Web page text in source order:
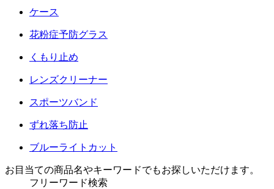
ケース
花粉症予防グラス
くもり止め
レンズクリーナー
スポーツバンド
ずれ落ち防止
ブルーライトカット
お目当ての商品名やキーワードでもお探しいただけます。
フリーワード検索